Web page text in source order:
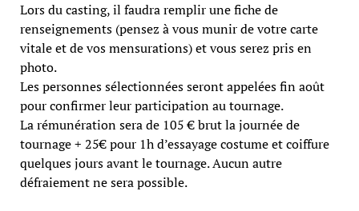
Lors du casting, il faudra remplir une fiche de
renseignements (pensez à vous munir de votre carte
vitale et de vos mensurations) et vous serez pris en
photo.
Les personnes sélectionnées seront appelées fin août
pour confirmer leur participation au tournage.
La rémunération sera de 105 € brut la journée de
tournage + 25€ pour 1h d’essayage costume et coiffure
quelques jours avant le tournage. Aucun autre
défraiement ne sera possible.